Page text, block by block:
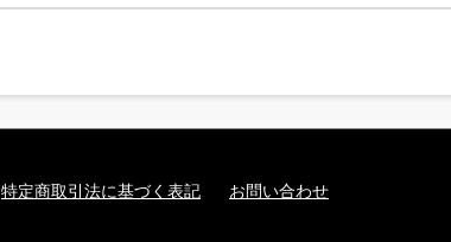
特定商取引法に基づく表記 お問い合わせ